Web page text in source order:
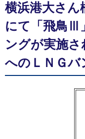
横浜港大さん
にて「飛鳥Ⅲ
ングが実施
へのＬＮＧバ